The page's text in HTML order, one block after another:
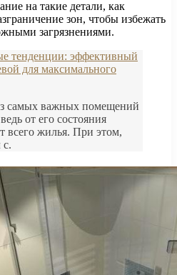
на такие детали, как
зон, чтобы избежать
загрязнениями.
тенденции: эффективный
для максимального
самых важных помещений
от его состояния
всего жилья. При этом,
с.